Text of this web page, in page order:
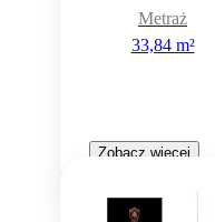
Metraż
33,84 m²
Zobacz więcej